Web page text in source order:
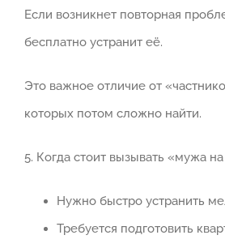
Если возникнет повторная
бесплатно устранит её.
Это важное отличие от
которых потом сложно найти.
5. Когда стоит вызывать «мужа
Нужно быстро устранить
Требуется подготовить